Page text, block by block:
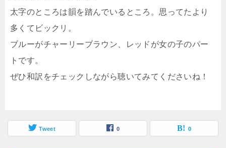
太字のところは韻を踏んでいるところ。思ってたより
多くてビックリ。
ブルーがチャーリーブラウン、レッドが女の子のパー
トです。
ぜひ和訳をチェックしながら聴いてみてくださいね！
Tweet 0 0